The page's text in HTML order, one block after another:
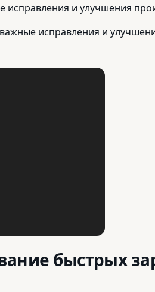
и улучшения
исправления и
быстрых